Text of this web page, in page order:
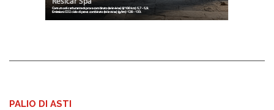
PALIO DI ASTI